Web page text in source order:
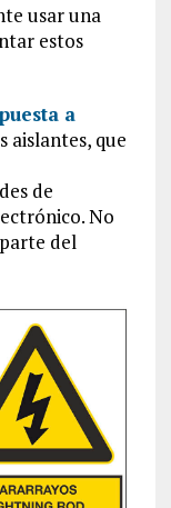
usar una
estos
puesta a
aislantes, que
de
No
del